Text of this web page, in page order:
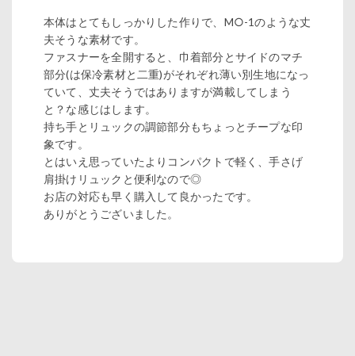
本体はとてもしっかりした作りで、M○-1のような丈
夫そうな素材です。
ファスナーを全開すると、巾着部分とサイドのマチ
部分(は保冷素材と二重)がそれぞれ薄い別生地になっ
ていて、丈夫そうではありますが満載してしまう
と？な感じはします。
持ち手とリュックの調節部分もちょっとチープな印
象です。
とはいえ思っていたよりコンパクトで軽く、手さげ
肩掛けリュックと便利なので◎
お店の対応も早く購入して良かったです。
ありがとうございました。